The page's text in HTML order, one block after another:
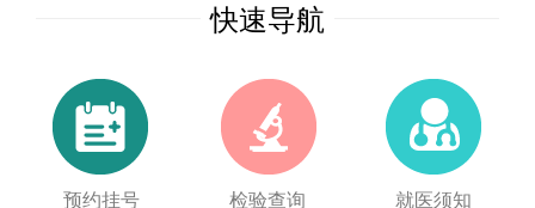
快速导航
预约挂号 检验查询 就医须知